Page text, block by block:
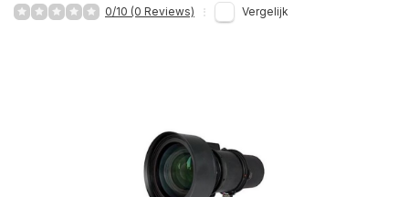
0/10 (0 Reviews) Vergelijk